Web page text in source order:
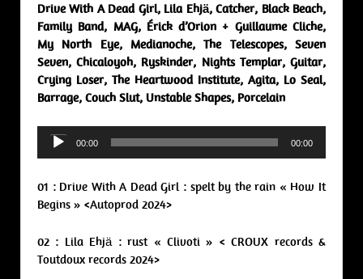
Drive With A Dead Girl, Lila Ehjä, Catcher, Black Beach,
Family Band, MAG, Érick d’Orion + Guillaume Cliche,
My North Eye, Medianoche, The Telescopes, Seven
Seven, Chicaloyoh, Ryskinder, Nights Templar, Guitar,
Crying Loser, The Heartwood Institute, Agita, Lo Seal,
Barrage, Couch Slut, Unstable Shapes, Porcelain
Audio
Player
00:00 00:00
01 : Drive With A Dead Girl : spelt by the rain « How It
Begins » <Autoprod 2024>
02 : Lila Ehjä : rust « Clivoti » < CROUX records &
Toutdoux records 2024>